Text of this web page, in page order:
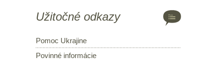
Užitočné odkazy
Pomoc Ukrajine
Povinné informácie